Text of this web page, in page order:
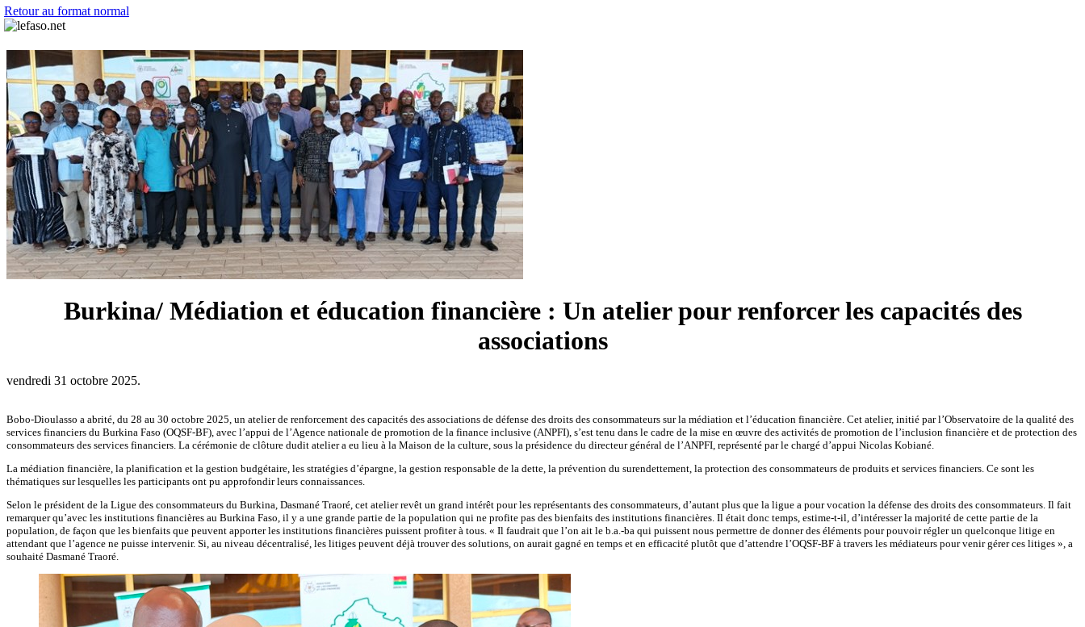
Retour au format normal
Burkina/ Médiation et éducation financière : Un atelier pour renforcer les capacités des
associations
vendredi 31 octobre 2025.
Bobo-Dioulasso a abrité, du 28 au 30 octobre 2025, un atelier de renforcement des capacités des associations de défense des droits des consommateurs sur la médiation et l’éducation financière. Cet atelier, initié par l’Observatoire de la qualité des
services financiers du Burkina Faso (OQSF-BF), avec l’appui de l’Agence nationale de promotion de la finance inclusive (ANPFI), s’est tenu dans le cadre de la mise en œuvre des activités de promotion de l’inclusion financière et de protection des
consommateurs des services financiers. La cérémonie de clôture dudit atelier a eu lieu à la Maison de la culture, sous la présidence du directeur général de l’ANPFI, représenté par le chargé d’appui Nicolas Kobiané.
La médiation financière, la planification et la gestion budgétaire, les stratégies d’épargne, la gestion responsable de la dette, la prévention du surendettement, la protection des consommateurs de produits et services financiers. Ce sont les
thématiques sur lesquelles les participants ont pu approfondir leurs connaissances.
Selon le président de la Ligue des consommateurs du Burkina, Dasmané Traoré, cet atelier revêt un grand intérêt pour les représentants des consommateurs, d’autant plus que la ligue a pour vocation la défense des droits des consommateurs. Il fait
remarquer qu’avec les institutions financières au Burkina Faso, il y a une grande partie de la population qui ne profite pas des bienfaits des institutions financières. Il était donc temps, estime-t-il, d’intéresser la majorité de cette partie de la
population, de façon que les bienfaits que peuvent apporter les institutions financières puissent profiter à tous. « Il faudrait que l’on ait le b.a.-ba qui puissent nous permettre de donner des éléments pour pouvoir régler un quelconque litige en
attendant que l’agence ne puisse intervenir. Si, au niveau décentralisé, les litiges peuvent déjà trouver des solutions, on aurait gagné en temps et en efficacité plutôt que d’attendre l’OQSF-BF à travers les médiateurs pour venir gérer ces litiges », a
souhaité Dasmané Traoré.